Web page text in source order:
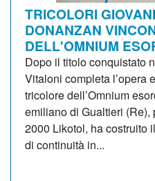
TRICOLORI
DONANZAN
DELL'OMNIUM
Dopo il titolo conquistato
Vitaloni completa l’opera
tricolore dell’Omnium
emiliano di Gualtieri
2000 Likotol, ha costruito
di continuità in...